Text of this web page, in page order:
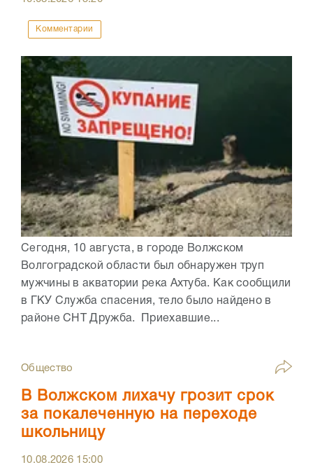
Комментарии
Сегодня, 10 августа, в городе Волжском
Волгоградской области был обнаружен труп
мужчины в акватории река Ахтуба. Как сообщили
в ГКУ Служба спасения, тело было найдено в
районе СНТ Дружба. Приехавшие...
Общество
В Волжском лихачу грозит срок
за покалеченную на переходе
школьницу
10.08.2026 15:00